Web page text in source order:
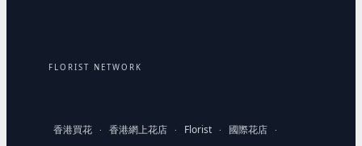
FLORIST NETWORK
香港買花 · 香港網上花店 · Florist · 國際花店 ·